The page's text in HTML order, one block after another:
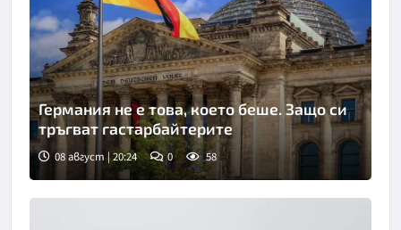
Германия не е това, което беше. Защо си
тръгват гастарбайтерите
08 август | 20:24 0 58